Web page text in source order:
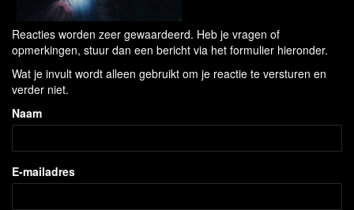
Reacties worden zeer gewaardeerd. Heb je vragen of
opmerkingen, stuur dan een bericht via het formulier hieronder.
Wat je invult wordt alleen gebruikt om je reactie te versturen en
verder niet.
Naam
E-mailadres